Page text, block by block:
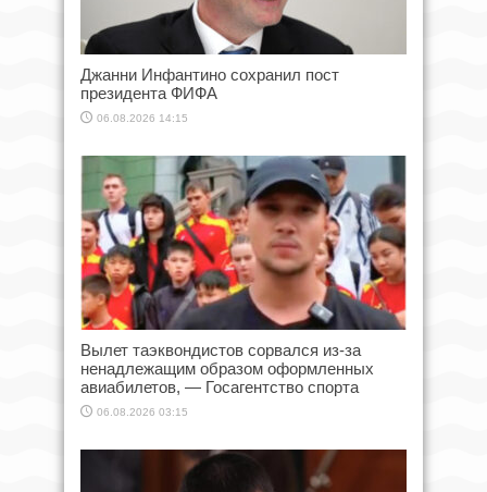
Джанни Инфантино сохранил пост
президента ФИФА
06.08.2026 14:15
Вылет таэквондистов сорвался из-за
ненадлежащим образом оформленных
авиабилетов, — Госагентство спорта
06.08.2026 03:15